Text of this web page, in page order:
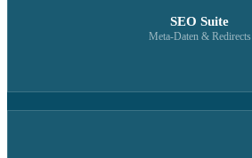
SEO Suite
Meta-Daten & Redirects